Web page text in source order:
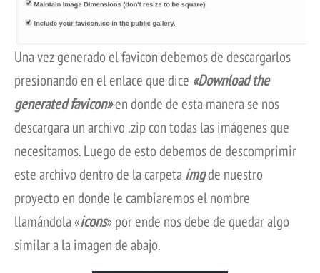
Una vez generado el favicon debemos de descargarlos
presionando en el enlace que dice «Download the
generated favicon»en donde de esta manera se nos
descargara un archivo .zip con todas las imágenes que
necesitamos. Luego de esto debemos de descomprimir
este archivo dentro de la carpetaimgde nuestro
proyecto en donde le cambiaremos el nombre
llamándola «icons» por ende nos debe de quedar algo
similar a la imagen de abajo.